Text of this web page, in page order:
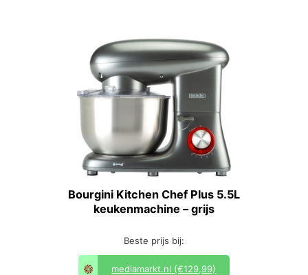
Bourgini Kitchen Chef Plus 5.5L
keukenmachine – grijs
Beste prijs bij:
mediamarkt.nl (€129,99)